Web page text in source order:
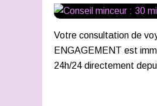
Votre consultation de
ENGAGEMENT est
24h/24 directement